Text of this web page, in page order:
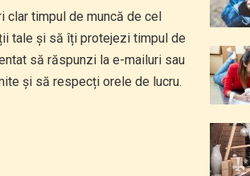
clar timpul de muncă de cel
tale și să îți protejezi timpul de
să răspunzi la e-mailuri sau
și să respecți orele de lucru.